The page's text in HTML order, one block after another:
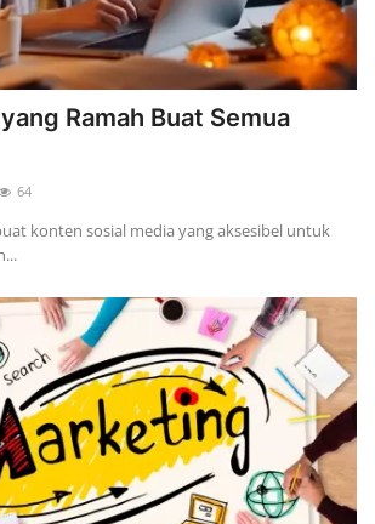
Ramah Buat Semua
64
konten sosial media yang aksesibel untuk